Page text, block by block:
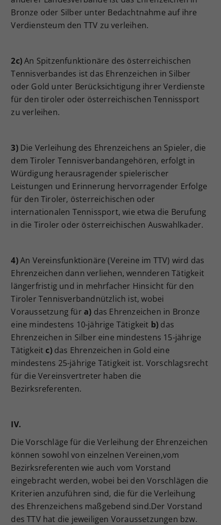
Bronze oder Silber unter Bedachtnahme auf ihre
Verdiensteum den TTV zu verleihen.
2c)An Spitzenfunktionäre des österreichischen
Tennisverbandes ist das Ehrenzeichen in Silber
oder Gold unter Berücksichtigung ihrer Verdienste
für den tiroler oder österreichischen Tennissport
zu verleihen.
3)Die Verleihung des Ehrenzeichens an Spieler, die
dem Tiroler Tennisverbandangehören, erfolgt in
Würdigung herausragender spielerischer
Leistungen und Erinnerung hervorragender Erfolge
für den Tiroler, österreichischen oder
internationalen Tennissport, wie etwa die Berufung
in die Tiroler oder österreichischen Auswahlkader.
4)An Vereinsfunktionäre (Vereine im TTV) wird das
Ehrenzeichen dann verliehen, wennderen Tätigkeit
längerfristig und in mehrfacher Hinsicht für den
Tiroler Tennisverbandnützlich ist, wobei
Voraussetzung füra) das Ehrenzeichen in Bronze
eine mindestens 10-jährige Tätigkeit b) das
Ehrenzeichen in Silber eine mindestens 15-jährige
Tätigkeitc) das Ehrenzeichen in Gold eine
mindestens 25-jährige Tätigkeit ist. Vorschlagsrecht
für die Vereinsvertreter haben die
Bezirksreferenten.
IV.
Die Vorschläge für die Verleihung der Ehrenzeichen
können sowohl von einzelnen Vereinen,vom
Bezirksreferenten wie auch vom Vorstand
eingebracht werden, wobei bei den Vorschlägen die
Kriterien anzuführen sind, die für die Verleihung
des Ehrenzeichens maßgebend sind.Der Vorstand
des TTV hat die jeweiligen Voraussetzungen bzw.